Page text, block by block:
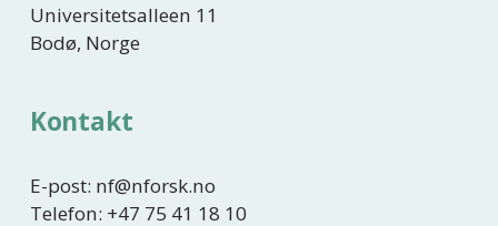
Universitetsalleen 11
Bodø, Norge
Kontakt
E-post: nf@nforsk.no
Telefon: +47 75 41 18 10